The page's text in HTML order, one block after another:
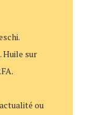
Huile sur
ou